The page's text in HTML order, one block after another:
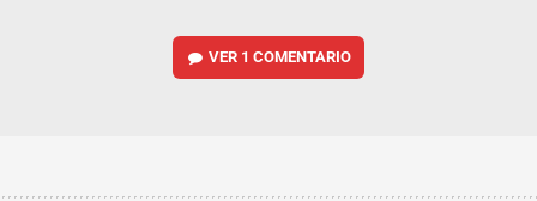
VER 1 COMENTARIO